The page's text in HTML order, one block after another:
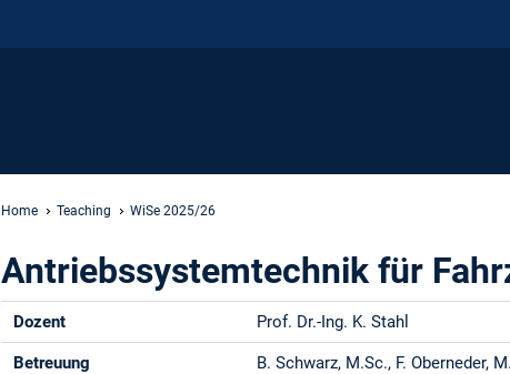
Home Teaching WiSe 2025/26
Antriebssystemtechnik für
Dozent Prof. Dr.-Ing. K. Stahl
Betreuung B. Schwarz, M.Sc., F. Oberneder,